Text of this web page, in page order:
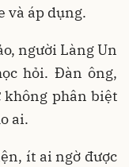
và áp dụng.
người Làng Un
hỏi. Đàn ông,
không phân biệt
ai.
ít ai ngờ được